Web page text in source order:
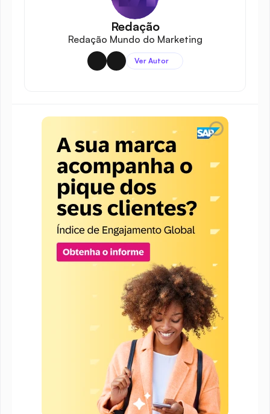
Redação
Redação Mundo do Marketing
Ver Autor